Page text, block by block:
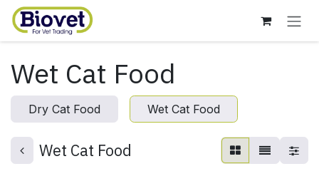
Skip to Content
Wet Cat Food
Dry Cat Food Wet Cat Food
Wet Cat Food